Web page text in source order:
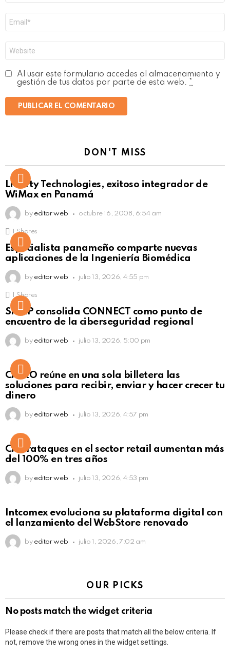
electrónico
*
Al usar este formulario accedes al almacenamiento y
gestión de tus datos por parte de esta web.
DON'T MISS
Liberty Technologies, exitoso integrador de
WiMax en Panamá
by editor web octubre 16, 2008, 6:54 am
Click to view this post
Shares
Especialista panameño comparte nuevas
aplicaciones de la Ingeniería Biomédica
by editor web julio 13, 2026, 4:55 pm
Click to view this post
Shares
SISAP consolida CONNECT como punto de
encuentro de la ciberseguridad regional
by editor web julio 13, 2026, 5:00 pm
Not Safe For Work
Click to view this post
CiNKO reúne en una sola billetera las
soluciones para recibir, enviar y hacer crecer tu
dinero
by editor web julio 13, 2026, 4:57 pm
Ciberataques en el sector retail aumentan más
del 100% en tres años
by editor web julio 13, 2026, 4:53 pm
Intcomex evoluciona su plataforma digital con
el lanzamiento del WebStore renovado
by editor web julio 1, 2026, 7:02 am
OUR PICKS
No posts match the widget criteria
Please check if there are posts that match all the below criteria. If
not, remove the wrong ones in the widget settings.